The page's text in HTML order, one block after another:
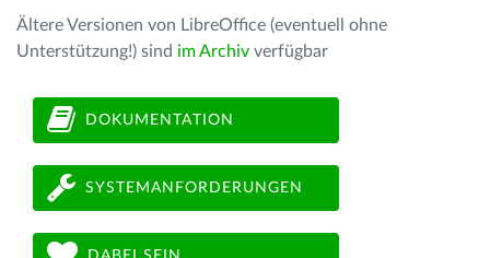
Ältere Versionen von LibreOffice (eventuell ohne
Unterstützung!) sind im Archiv verfügbar
DOKUMENTATION
SYSTEMANFORDERUNGEN